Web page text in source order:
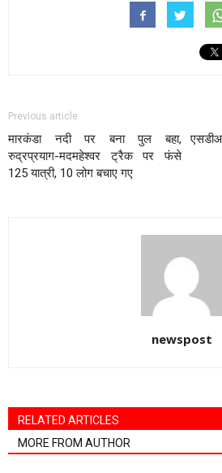
Previous article
मारकंडा नदी पर बना पुल बहा,
रुद्रप्रयाग-मदमहेश्वर ट्रैक पर फंसे
125 यात्री, 10 लोग बचाए गए
newspost
RELATED ARTICLES
MORE FROM AUTHOR